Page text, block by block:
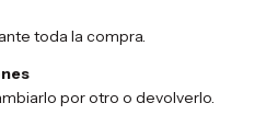
toda la compra.
por otro o devolverlo.